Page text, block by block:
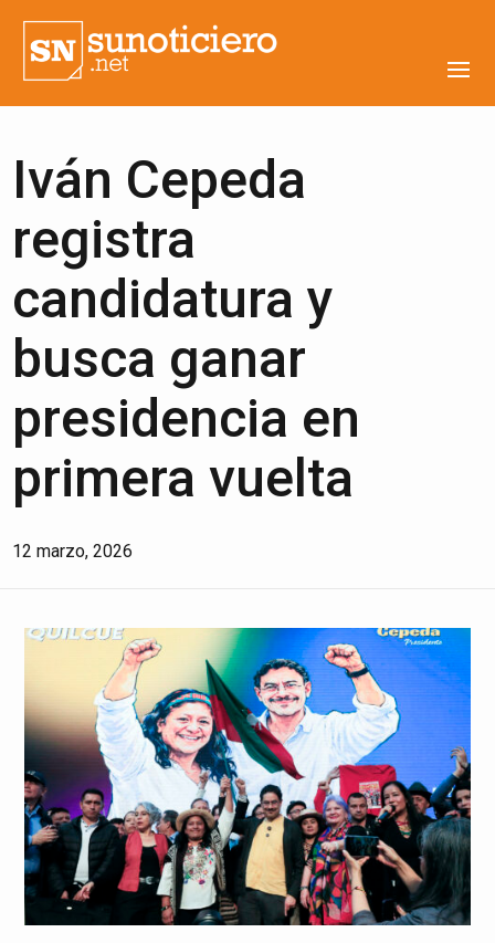
Iván Cepeda
registra
candidatura y
busca ganar
presidencia en
primera vuelta
12 marzo, 2026